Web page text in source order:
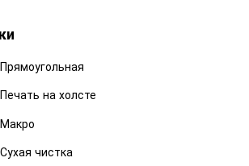
Прямоугольная
Печать на холсте
Макро
Сухая чистка